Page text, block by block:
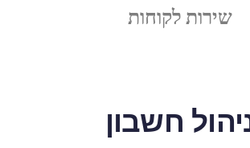
שירות לקוחות
חשבון